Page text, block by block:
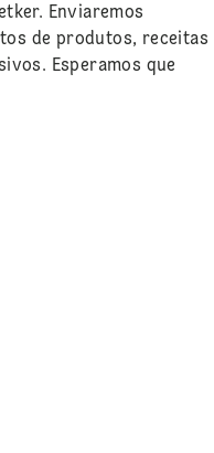
Enviaremos
de produtos, receitas
Esperamos que